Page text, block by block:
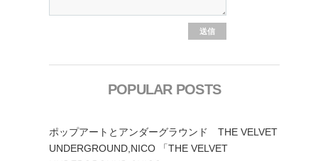
POPULAR POSTS
ポップアートとアンダーグラウンド THE VELVET
UNDERGROUND,NICO 「THE VELVET